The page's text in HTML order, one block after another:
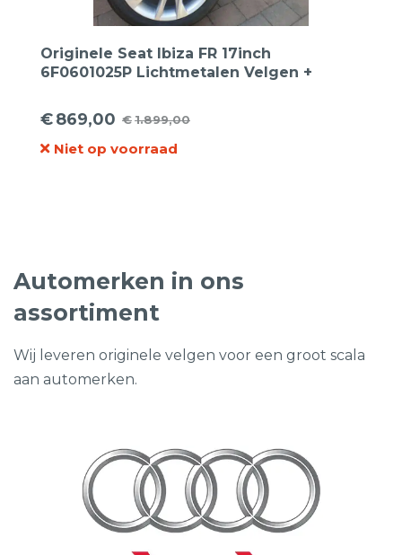
Originele Seat Ibiza FR 17inch
6F0601025P Lichtmetalen Velgen +
zomerband
€1.899,00
Oorspronkelijke
prijs
€869,00
Huidige
prijs
Niet op voorraad
Automerken in ons
assortiment
Wij leveren originele velgen voor een groot scala
aan automerken.